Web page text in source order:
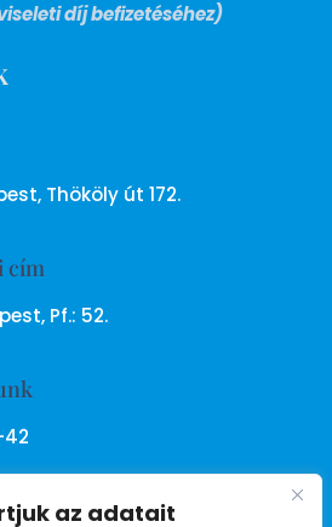
az adatait
díj befizetéséhez)
Thököly út 172.
cím
Pf.: 52.
42